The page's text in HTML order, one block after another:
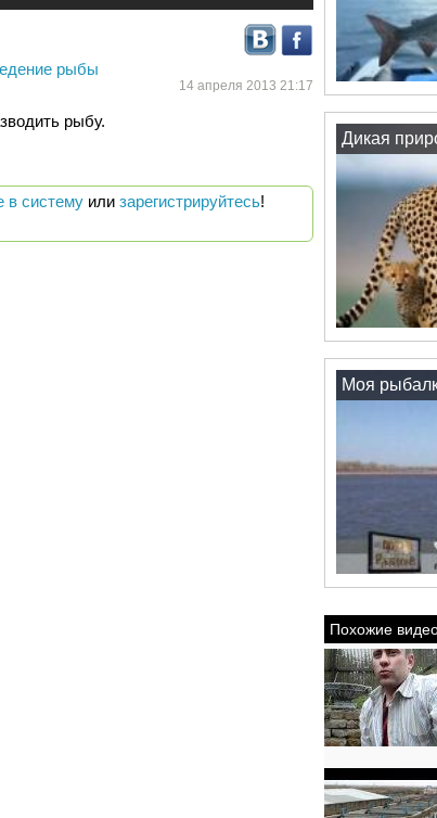
рыбы
14 апреля 2013 21:17
рыбу.
в систему или зарегистрируйтесь!
Дикая
Моя
Похожие